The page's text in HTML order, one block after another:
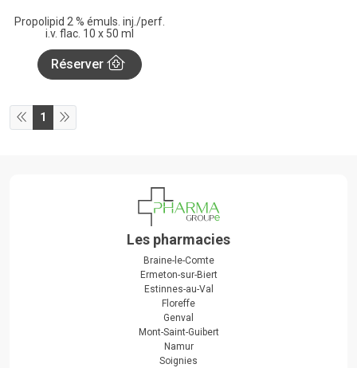
Propolipid 2 % émuls. inj./perf.
i.v. flac. 10 x 50 ml
Réserver
1
Les pharmacies
Braine-le-Comte
Ermeton-sur-Biert
Estinnes-au-Val
Floreffe
Genval
Mont-Saint-Guibert
Namur
Soignies